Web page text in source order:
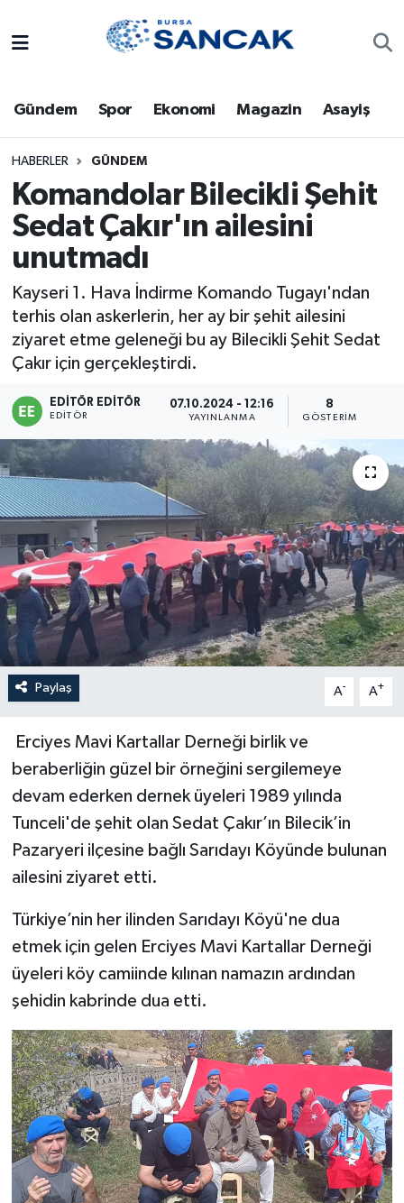
Gündem Spor Ekonomi Magazin Asayiş
HABERLER GÜNDEM
Komandolar Bilecikli Şehit
Sedat Çakır'ın ailesini
unutmadı
Kayseri 1. Hava İndirme Komando Tugayı'ndan
terhis olan askerlerin, her ay bir şehit ailesini
ziyaret etme geleneği bu ay Bilecikli Şehit Sedat
Çakır için gerçekleştirdi.
EDITÖR EDITÖR
EDITÖR
07.10.2024 - 12:16
YAYINLANMA
8
GÖSTERIM
Paylaş A- A+
Erciyes Mavi Kartallar Derneği birlik ve
beraberliğin güzel bir örneğini sergilemeye
devam ederken dernek üyeleri 1989 yılında
Tunceli'de şehit olan Sedat Çakır’ın Bilecik’in
Pazaryeri ilçesine bağlı Sarıdayı Köyünde bulunan
ailesini ziyaret etti.
Türkiye’nin her ilinden Sarıdayı Köyü'ne dua
etmek için gelen Erciyes Mavi Kartallar Derneği
üyeleri köy camiinde kılınan namazın ardından
şehidin kabrinde dua etti.
Bursa
Dünya
Eğitim
Ekonomi
Genel
Gündem
Sağlık
Siyaset
Spor
Türkiye
Trafik Durumu
Süper Lig Puan Durumu ve Fikstür
Tüm Manşetler
Son Dakika Haberleri
Haber Arşivi